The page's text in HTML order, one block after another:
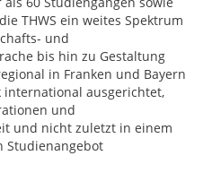
THWS ein weites Spektrum
und
bis hin zu Gestaltung
in Franken und Bayern
ausgerichtet,
und
und nicht zuletzt in einem
Studienangebot